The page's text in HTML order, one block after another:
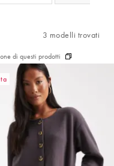
3 modelli trovati
di questi prodotti